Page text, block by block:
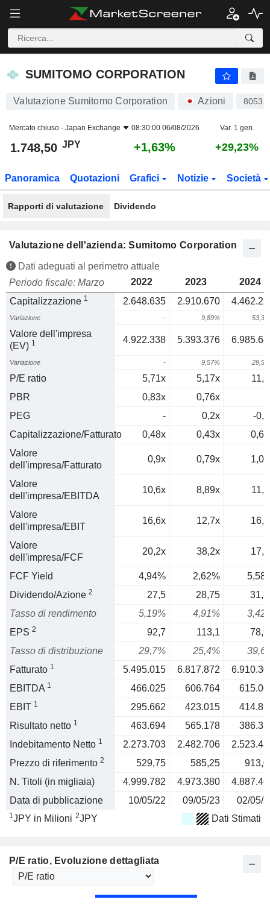
SUMITOMO CORPORATION
SUMITOMO CORPORATION
Valutazione Sumitomo Corporation Azioni 8053
Mercato chiuso - Japan Exchange 08:30:00 06/08/2026 Var. 1 gen.
1.748,50 JPY +1,63% +29,23%
Panoramica Quotazioni Grafici Notizie Società
Rapporti di valutazione Dividendo
Valutazione dell'azienda: Sumitomo Corporation
Dati adeguati al perimetro attuale
Periodo fiscale: Marzo
2022 2023
2024
Capitalizzazione 1 2.648.635 2.910.670
Variazione - 9,89%
Valore dell'impresa
(EV) 1 4.922.338 5.393.376
Variazione - 9,57%
P/E ratio 5,71x 5,17x
PBR
0,83x 0,76x
PEG
- 0,2x
-
Capitalizzazione/Fatturato
0,48x 0,43x
Valore
dell'impresa/Fatturato
0,9x 0,79x
Valore
dell'impresa/EBITDA
10,6x 8,89x
Valore
dell'impresa/EBIT
16,6x 12,7x
Valore
dell'impresa/FCF
20,2x 38,2x
FCF Yield 4,94% 2,62%
Dividendo/Azione 2 27,5 28,75
Tasso di rendimento
5,19% 4,91%
EPS 2 92,7 113,1
Tasso di distribuzione
29,7% 25,4%
Fatturato 1 5.495.015 6.817.872
EBITDA 1 466.025 606.764
EBIT 1 295.662 423.015
Risultato netto 1 463.694 565.178
Indebitamento Netto 1 2.273.703 2.482.706
Prezzo di riferimento 2 529,75 585,25
N. Titoli (in migliaia)
4.999.782 4.973.380
Data di pubblicazione
10/05/22 09/05/23 02/05/
1JPY in Milioni 2JPY Dati Stimati
P/E ratio, Evoluzione dettagliata